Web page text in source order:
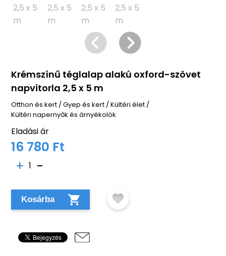
Krémszínű téglalap alakú oxford-szövet
napvitorla 2,5 x 5 m
Otthon és kert /Gyep és kert /Kültéri élet /
Kültéri napernyők és árnyékolók
Eladási ár
16 780 Ft
1
Kosárba